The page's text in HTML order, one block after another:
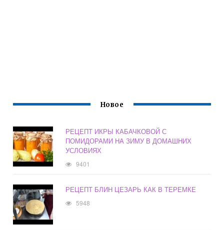
Новое
РЕЦЕПТ ИКРЫ КАБАЧКОВОЙ С
ПОМИДОРАМИ НА ЗИМУ В ДОМАШНИХ
УСЛОВИЯХ
9401
РЕЦЕПТ БЛИН ЦЕЗАРЬ КАК В ТЕРЕМКЕ
5948